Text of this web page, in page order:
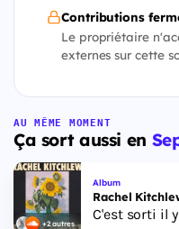
Contributions
Le propriétaire
externes sur cette
AU MÊME MOMENT
Ça sort aussi en
+2 autres
Album
Rachel
C'est sorti il